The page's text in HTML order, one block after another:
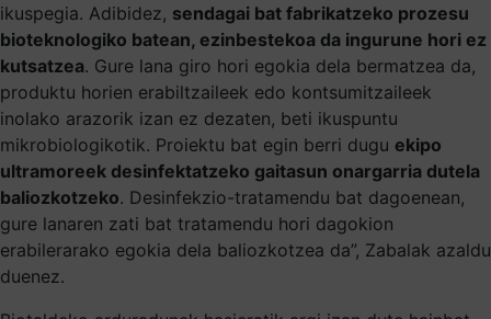
ikuspegia. Adibidez, sendagai bat fabrikatzeko prozesu
bioteknologiko batean, ezinbestekoa da ingurune hori ez
kutsatzea. Gure lana giro hori egokia dela bermatzea da,
produktu horien erabiltzaileek edo kontsumitzaileek
inolako arazorik izan ez dezaten, beti ikuspuntu
mikrobiologikotik. Proiektu bat egin berri dugu ekipo
ultramoreek desinfektatzeko gaitasun onargarria dutela
baliozkotzeko. Desinfekzio-tratamendu bat dagoenean,
gure lanaren zati bat tratamendu hori dagokion
erabilerarako egokia dela baliozkotzea da”, Zabalak azaldu
duenez.